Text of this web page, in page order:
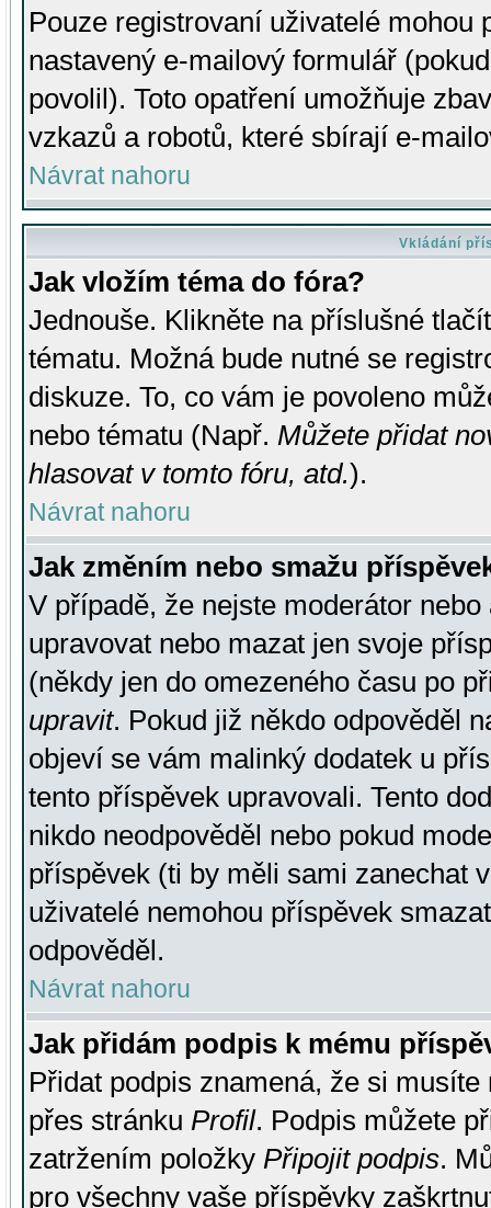
Pouze registrovaní uživatelé mohou
nastavený e-mailový formulář
povolil). Toto opatření umožňuje
vzkazů a robotů, které sbírají e-
Návrat nahoru
Vkládání
Jak vložím téma do fóra?
Jednouše. Klikněte na příslušné
tématu. Možná bude nutné se
diskuze. To, co vám je povoleno
nebo tématu (Např. Můžete přidat
hlasovat v tomto fóru, atd.).
Návrat nahoru
Jak změním nebo smažu
V případě, že nejste moderátor
upravovat nebo mazat jen svoje
(někdy jen do omezeného času po
upravit. Pokud již někdo odpověděl
objeví se vám malinký dodatek u
tento příspěvek upravovali. Tento
nikdo neodpověděl nebo pokud
příspěvek (ti by měli sami zanechat
uživatelé nemohou příspěvek
odpověděl.
Návrat nahoru
Jak přidám podpis k mému
Přidat podpis znamená, že si
přes stránku Profil. Podpis můžete
zatržením položky Připojit podpis.
pro všechny vaše příspěvky